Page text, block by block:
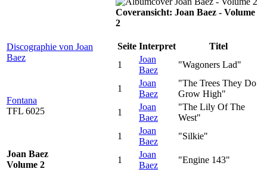
Discographie von Joan
Baez
Fontana
TFL 6025
Joan Baez
Volume 2
Coveransicht: Joan Baez - Volume
2
Seite Interpret
Titel
1
Joan
Baez
"Wagoners Lad"
1
Joan
Baez
"The Trees They Do
Grow High"
1
Joan
Baez
"The Lily Of The
West"
1
Joan
Baez
"Silkie"
1
Joan
Baez
"Engine 143"